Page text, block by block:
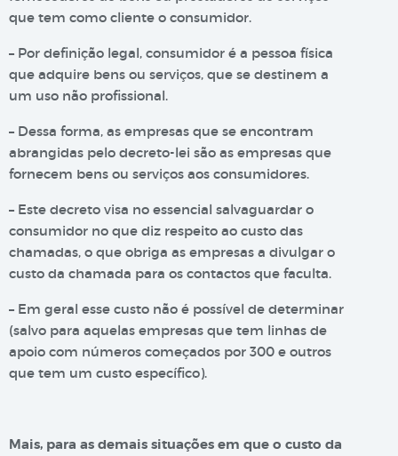
que tem como cliente o consumidor.
– Por definição legal, consumidor é a pessoa física
que adquire bens ou serviços, que se destinem a
um uso não profissional.
– Dessa forma, as empresas que se encontram
abrangidas pelo decreto-lei são as empresas que
fornecem bens ou serviços aos consumidores.
– Este decreto visa no essencial salvaguardar o
consumidor no que diz respeito ao custo das
chamadas, o que obriga as empresas a divulgar o
custo da chamada para os contactos que faculta.
– Em geral esse custo não é possível de determinar
(salvo para aquelas empresas que tem linhas de
apoio com números começados por 300 e outros
que tem um custo específico).
Mais, para as demais situações em que o custo da